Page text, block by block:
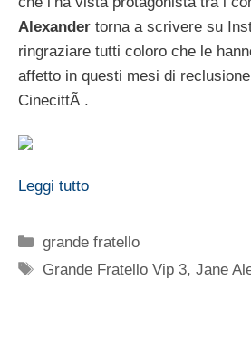
Alexander torna a scrivere su
ringraziare tutti coloro che le
affetto in questi mesi di
CinecittÃ .
Leggi tutto
Categorie
grande fratello
Tag
Grande Fratello Vip 3,Jane